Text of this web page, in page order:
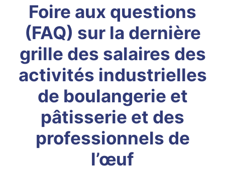
Foire aux questions
(FAQ) sur la dernière
grille des salaires des
activités industrielles
de boulangerie et
pâtisserie et des
professionnels de
l’œuf